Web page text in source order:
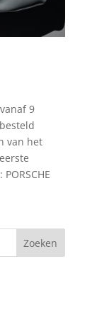
9
van het